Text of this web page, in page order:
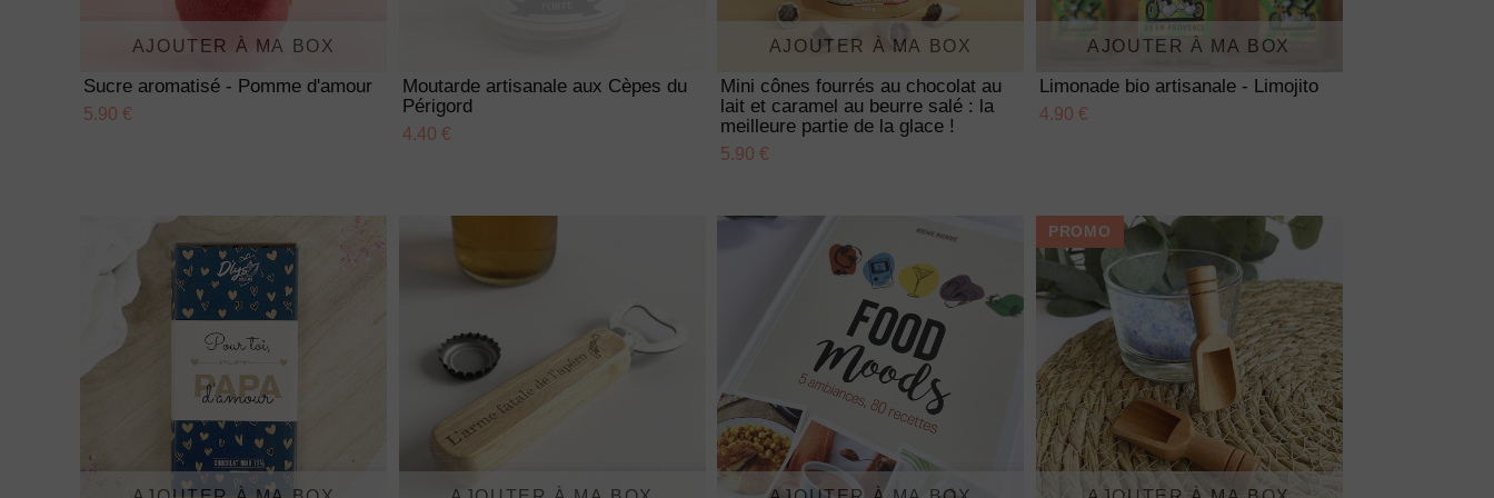
AJOUTER À MA BOX
Sucre aromatisé - Pomme d'amour
5.90 €
Moutarde artisanale aux Cèpes du
Périgord
4.40 €
AJOUTER À MA BOX
Mini cônes fourrés au chocolat au
lait et caramel au beurre salé : la
meilleure partie de la glace !
5.90 €
AJOUTER À MA BOX
Limonade bio artisanale - Limojito
4.90 €
PROMO